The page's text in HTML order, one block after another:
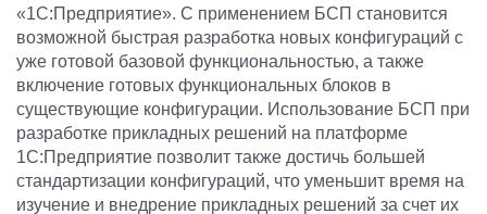
«1С:Предприятие». С применением БСП становится
возможной быстрая разработка новых конфигураций с
уже готовой базовой функциональностью, а также
включение готовых функциональных блоков в
существующие конфигурации. Использование БСП при
разработке прикладных решений на платформе
1С:Предприятие позволит также достичь большей
стандартизации конфигураций, что уменьшит время на
изучение и внедрение прикладных решений за счет их